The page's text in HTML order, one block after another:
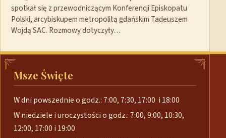
spotkał się z przewodniczącym Konferencji Episkopatu
Polski, arcybiskupem metropolitą gdańskim Tadeuszem
Wojdą SAC. Rozmowy dotyczyły…
Msze Święte
W dni powszednie o godz.: 7:00, 7:30, 17:00 i 18:00
W niedziele i uroczystości o godz.: 7:00, 9:00, 10:30,
12:00, 17:00 i 19:00